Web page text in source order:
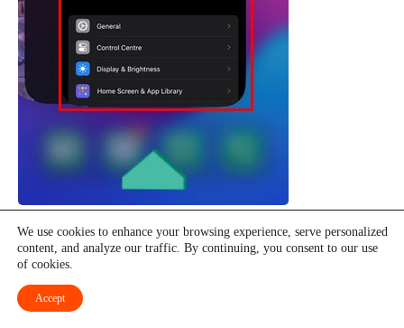
Wischen Sie die App-Karten nach oben, damit die
Apps nicht mehr im Hintergrund laufen.
#7.Aktualisieren Sie das iPhone
We use cookies to enhance your browsing experience, serve personalized
content, and analyze our traffic. By continuing, you consent to our use
of cookies.
Accept